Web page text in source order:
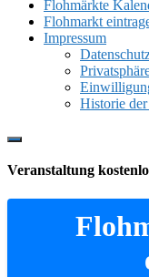
Flohmärkte
Flohmarkt
Impressum
Historie
Show
Content
Veranstaltung